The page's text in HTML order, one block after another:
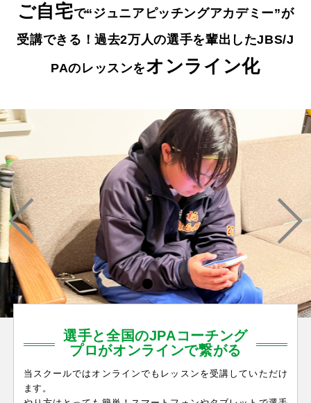
ご自宅で“ジュニアピッチングアカデミー”が
受講できる！過去2万人の選手を輩出したJBS/J
PAのレッスンをオンライン化
選手と全国のJPAコーチング
プロがオンラインで繋がる
当スクールではオンラインでもレッスンを受講していただけ
ます。